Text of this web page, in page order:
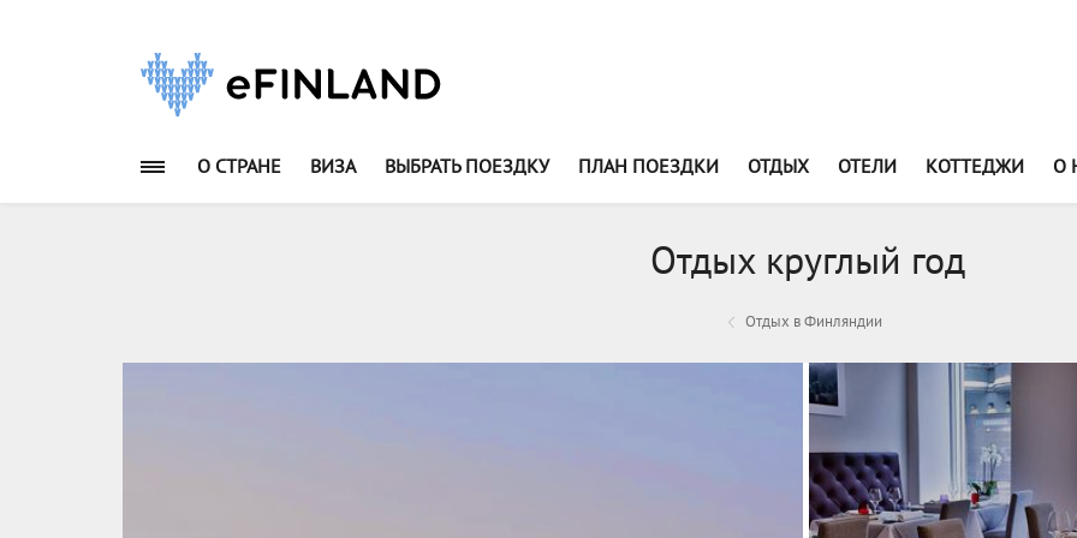
О СТРАНЕ ВИЗА ВЫБРАТЬ ПОЕЗДКУ ПЛАН ПОЕЗДКИ ОТДЫХ ОТЕЛИ КОТТЕДЖИ О
Отдых круглый год
Отдых в Финляндии